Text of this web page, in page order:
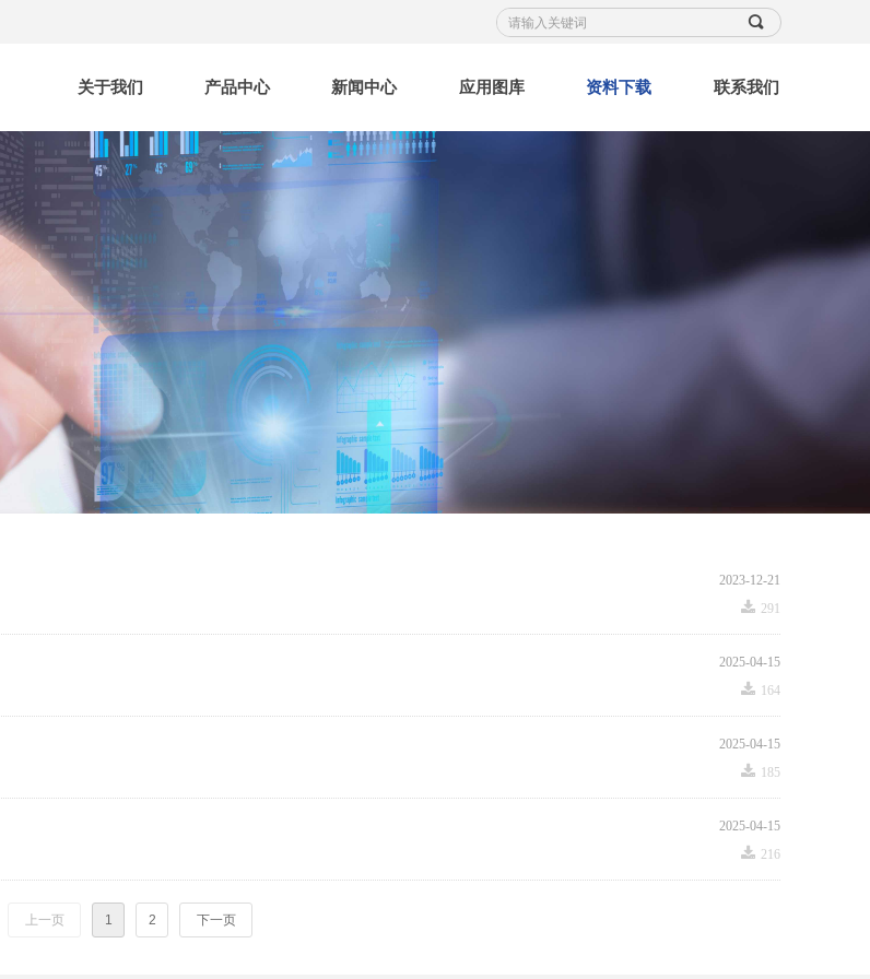
关于我们 产品中心 新闻中心 应用图库 资料下载 联系我们
끠
2023-12-21
끂 291
2025-04-15
끂 164
2025-04-15
끂 185
2025-04-15
끂 216
上一页 1 2 下一页